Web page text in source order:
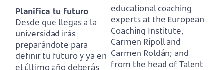
Planifica tu futuro
Desde que llegas a la
universidad irás
preparándote para
definir tu futuro y ya en
el último año deberás
educational coaching
experts at the European
Coaching Institute,
Carmen Ripoll and
Carmen Roldán; and
from the head of Talent